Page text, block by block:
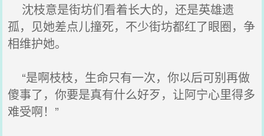
沈枝意是街坊们看着长大的，还是英雄遗
孤，见她差点儿撞死，不少街坊都红了眼圈，争
相维护她。
“是啊枝枝，生命只有一次，你以后可别再做
傻事了，你要是真有什么好歹，让阿宁心里得多
难受啊！”